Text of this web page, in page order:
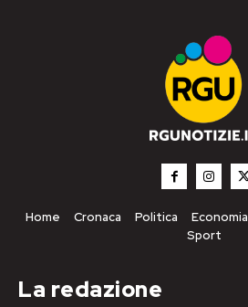
Home Cronaca Politica Economia
Sport
La redazione